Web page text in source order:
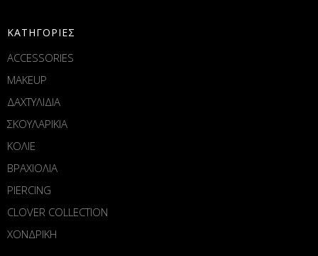
ΚΑΤΗΓΟΡΙΕΣ
ACCESSORIES
MAKEUP
ΔΑΧΤΥΛΙΔΙΑ
ΣΚΟΥΛΑΡΙΚΙΑ
ΚΟΛΙΕ
ΒΡΑΧΙΟΛΙΑ
PIERCING
CLOVER COLLECTION
ΧΟΝΔΡΙΚΗ